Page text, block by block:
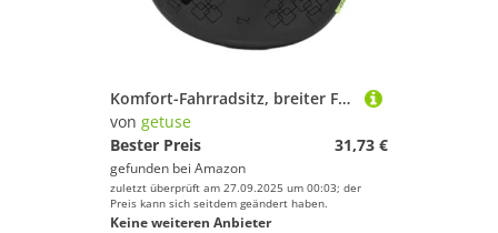
Komfort-Fahrradsitz, breiter Fahrradsattel für Radfahren, Citybikes, Heimtrainer, wasserdichte PU-Abdeckung mit reflektierenden Streifen
von getuse
Bester Preis
31,73 €
gefunden bei Amazon
zuletzt überprüft am 27.09.2025 um 00:03; der
Preis kann sich seitdem geändert haben.
Keine weiteren Anbieter